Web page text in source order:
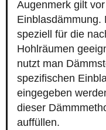
Augenmerk gilt
Einblasdämmung.
speziell für die
Hohlräumen
nutzt man
spezifischen
eingegeben
dieser
auffüllen.